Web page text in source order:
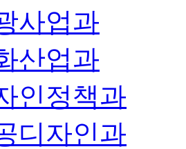
사업과
산업과
인정책과
디자인과